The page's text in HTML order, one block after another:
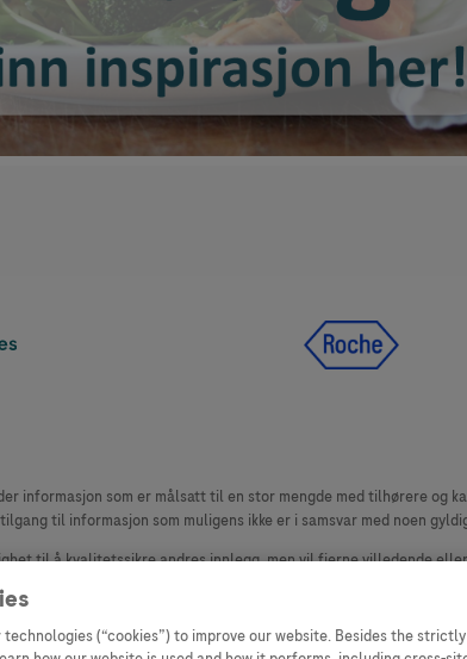
informasjon som er målsatt til en stor mengde med tilhørere
til informasjon som muligens ikke er i samsvar med noen
til å kvalitetssikre andres innlegg, men vil fjerne villedende
for bruk annet sted er ikke tillatt uten avtale. Nettstedet selger
(“cookies”) to improve our website. Besides the